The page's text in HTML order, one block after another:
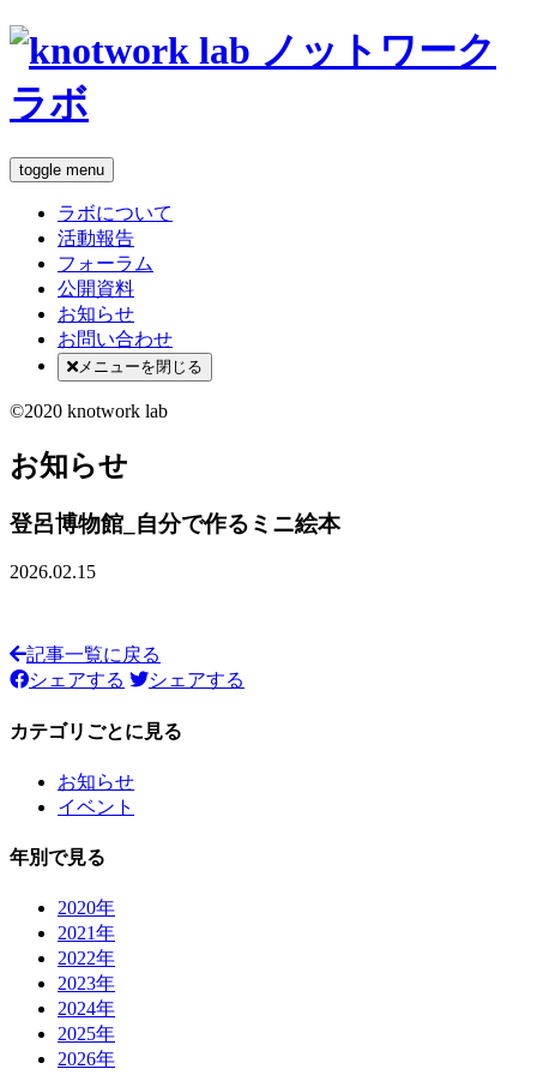
toggle menu
ラボについて
活動報告
フォーラム
公開資料
お知らせ
お問い合わせ
メニューを閉じる
©2020 knotwork lab
お知らせ
登呂博物館_自分で作るミニ絵本
2026.02.15
記事一覧に戻る
シェアする
シェアする
カテゴリごとに見る
お知らせ
イベント
年別で見る
2020年
2021年
2022年
2023年
2024年
2025年
2026年